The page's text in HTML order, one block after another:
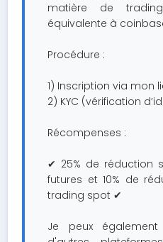
matière de
équivalente à
Procédure :
1) Inscription via mon
2) KYC (vérification
Récompenses :
✔ 25% de réduction
futures et 10% de
trading spot ✔
Je peux